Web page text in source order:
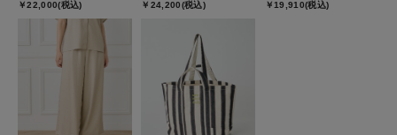
￥22,000(税込) ￥24,200(税込) ￥19,910(税込)